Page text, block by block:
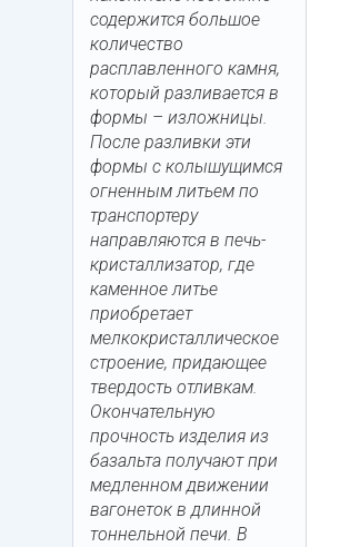
содержится большое
количество
расплавленного камня,
который разливается в
формы – изложницы.
После разливки эти
формы с колышущимся
огненным литьем по
транспортеру
направляются в печь-
кристаллизатор, где
каменное литье
приобретает
мелкокристаллическое
строение, придающее
твердость отливкам.
Окончательную
прочность изделия из
базальта получают при
медленном движении
вагонеток в длинной
тоннельной печи. В